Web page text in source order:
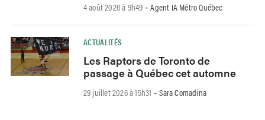
4 août 2026 à 9h49 -Agent IA Métro Québec
ACTUALITÉS
Les Raptors de Toronto de
passage à Québec cet automne
29 juillet 2026 à 15h31 -Sara Comadina